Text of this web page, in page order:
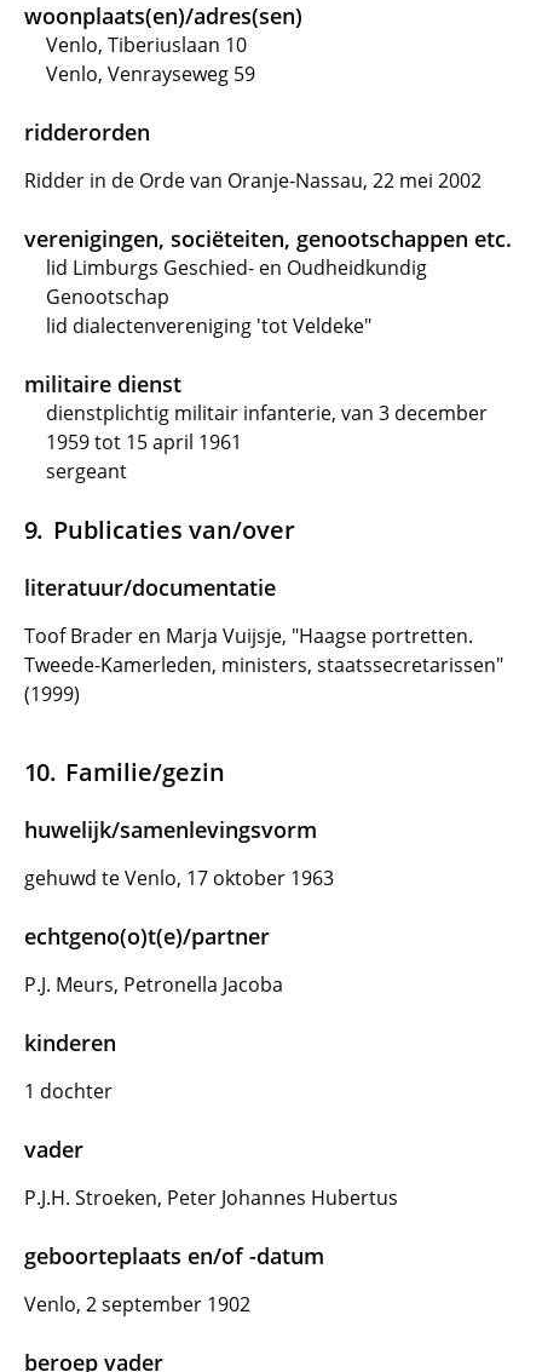
woonplaats(en)/adres(sen)
Venlo, Tiberiuslaan 10
Venlo, Venrayseweg 59
ridderorden
Ridder in de Orde van Oranje-Nassau, 22 mei 2002
verenigingen, sociëteiten, genootschappen etc.
lid Limburgs Geschied- en Oudheidkundig
Genootschap
lid dialectenvereniging 'tot Veldeke"
militaire dienst
dienstplichtig militair infanterie, van 3 december
1959 tot 15 april 1961
sergeant
Publicaties van/over
literatuur/documentatie
Toof Brader en Marja Vuijsje, "Haagse portretten.
Tweede-Kamerleden, ministers, staatssecretarissen"
(1999)
Familie/gezin
huwelijk/samenlevingsvorm
gehuwd te Venlo, 17 oktober 1963
echtgeno(o)t(e)/partner
P.J. Meurs, Petronella Jacoba
kinderen
1 dochter
vader
P.J.H. Stroeken, Peter Johannes Hubertus
geboorteplaats en/of -datum
Venlo, 2 september 1902
beroep vader